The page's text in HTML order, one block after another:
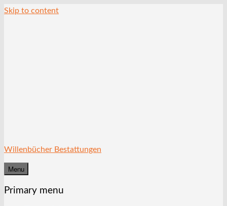
Skip to content
Willenbücher Bestattungen
Menu
Primary menu